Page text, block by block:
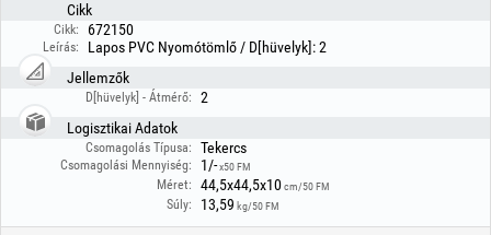
Cikk
Cikk: 672150
Leírás:
Lapos PVC Nyomótömlő / D[hüvelyk]: 2
Jellemzők
D[hüvelyk] - Átmérő:
2
Logisztikai Adatok
Csomagolás Típusa: Tekercs
Csomagolási Mennyiség: 1/-x50 FM
Méret: 44,5x44,5x10cm/50 FM
Súly: 13,59 kg/50 FM